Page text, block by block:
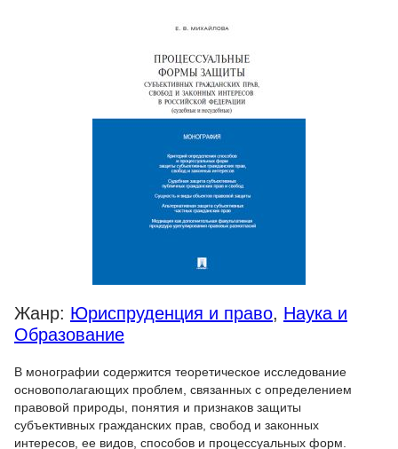
Жанр: Юриспруденция и право, Наука и
Образование
В монографии содержится теоретическое исследование
основополагающих проблем, связанных с определением
правовой природы, понятия и признаков защиты
субъективных гражданских прав, свобод и законных
интересов, ее видов, способов и процессуальных форм.